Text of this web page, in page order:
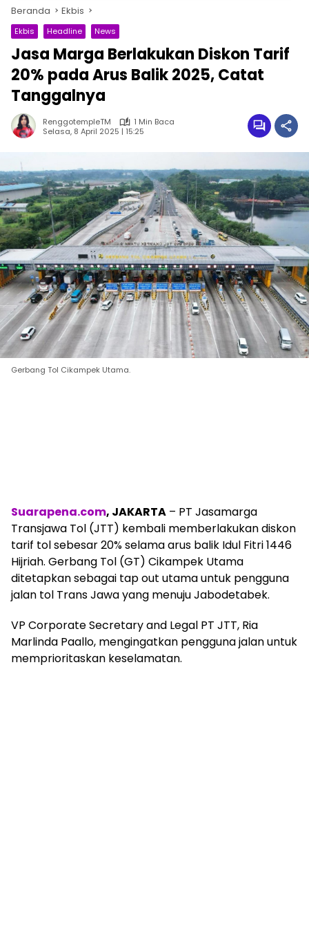
Beranda Ekbis
Ekbis Headline News
Jasa Marga Berlakukan Diskon Tarif
20% pada Arus Balik 2025, Catat
Tanggalnya
RenggotempleTM
1 Min Baca
Selasa, 8 April 2025 | 15:25
Gerbang Tol Cikampek Utama.
Suarapena.com, JAKARTA – PT Jasamarga
Transjawa Tol (JTT) kembali memberlakukan diskon
tarif tol sebesar 20% selama arus balik Idul Fitri 1446
Hijriah. Gerbang Tol (GT) Cikampek Utama
ditetapkan sebagai tap out utama untuk pengguna
jalan tol Trans Jawa yang menuju Jabodetabek.
VP Corporate Secretary and Legal PT JTT, Ria
Marlinda Paallo, mengingatkan pengguna jalan untuk
memprioritaskan keselamatan.